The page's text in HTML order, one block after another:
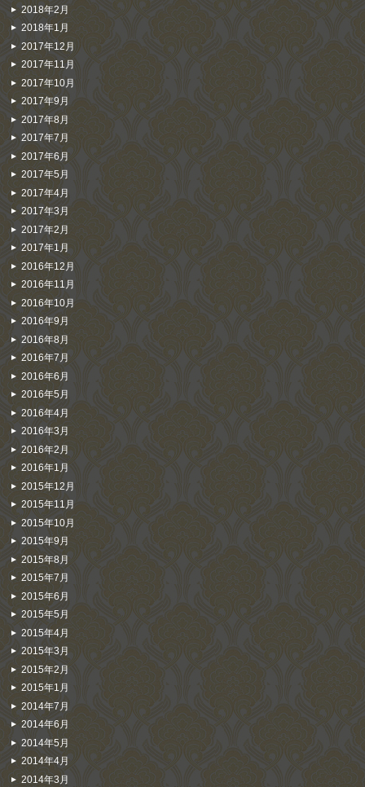
2018年2月
2018年1月
2017年12月
2017年11月
2017年10月
2017年9月
2017年8月
2017年7月
2017年6月
2017年5月
2017年4月
2017年3月
2017年2月
2017年1月
2016年12月
2016年11月
2016年10月
2016年9月
2016年8月
2016年7月
2016年6月
2016年5月
2016年4月
2016年3月
2016年2月
2016年1月
2015年12月
2015年11月
2015年10月
2015年9月
2015年8月
2015年7月
2015年6月
2015年5月
2015年4月
2015年3月
2015年2月
2015年1月
2014年7月
2014年6月
2014年5月
2014年4月
2014年3月